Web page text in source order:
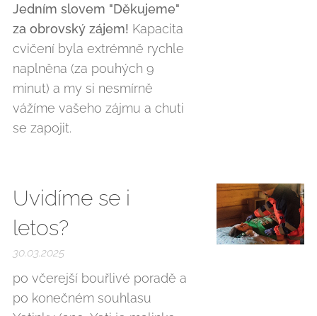
Jedním slovem "Děkujeme"
za obrovský zájem! Kapacita
cvičení byla extrémně rychle
naplněna (za pouhých 9
minut) a my si nesmírně
vážíme vašeho zájmu a chuti
se zapojit.
Uvidíme se i
letos?
30.03.2025
po včerejší bouřlivé poradě a
po konečném souhlasu